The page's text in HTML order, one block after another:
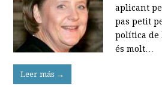
aplicant
pas petit
política de
és molt…
Leer más →